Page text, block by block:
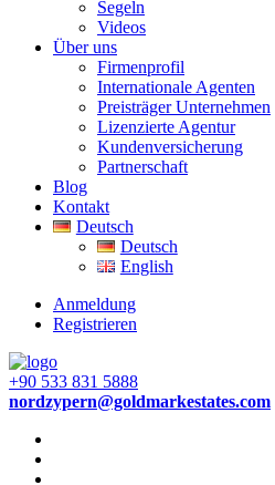
Segeln
Videos
Über uns
Firmenprofil
Internationale Agenten
Preisträger Unternehmen
Lizenzierte Agentur
Kundenversicherung
Partnerschaft
Blog
Kontakt
Deutsch
Deutsch
English
Anmeldung
Registrieren
+90 533 831 5888
nordzypern@goldmarkestates.com